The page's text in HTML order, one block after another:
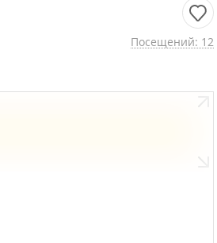
Посещений: 12